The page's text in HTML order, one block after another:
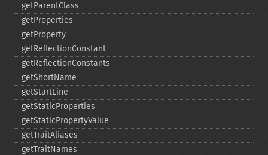
getParentClass
getProperties
getProperty
getReflectionConstant
getReflectionConstants
getShortName
getStartLine
getStaticProperties
getStaticPropertyValue
getTraitAliases
getTraitNames